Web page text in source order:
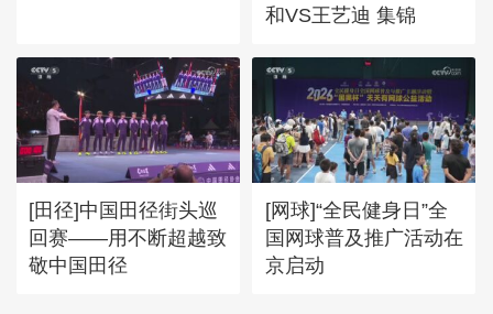
和VS王艺迪 集锦
[田径]中国田径街头巡
回赛——用不断超越致
敬中国田径
[网球]“全民健身日”全
国网球普及推广活动在
京启动